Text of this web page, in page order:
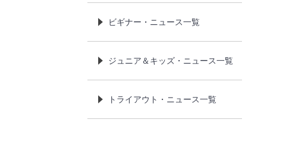
ビギナー・ニュース一覧
ジュニア＆キッズ・ニュース一覧
トライアウト・ニュース一覧